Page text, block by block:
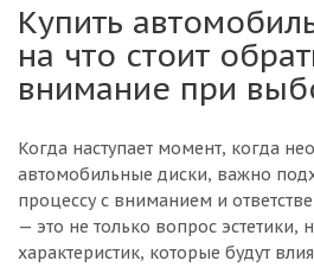
Купить
на что стоит
внимание при
Когда наступает момент, когда
автомобильные диски, важно
процессу с вниманием и
— это не только вопрос эстетики,
характеристик, которые будут